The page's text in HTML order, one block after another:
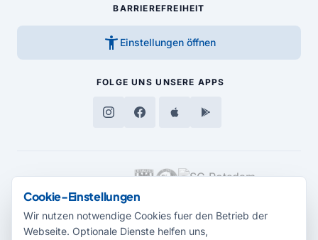
BARRIEREFREIHEIT
accessibility_new Einstellungen öffnen
FOLGE UNS UNSERE APPS
MEDIENPARTNER
Cookie-Einstellungen
Wir nutzen notwendige Cookies fuer den Betrieb der
Webseite. Optionale Dienste helfen uns,